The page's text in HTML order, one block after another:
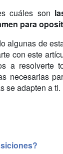
cuáles son
para
algunas de
con este
a resolverte
necesarias
se adapten a ti.